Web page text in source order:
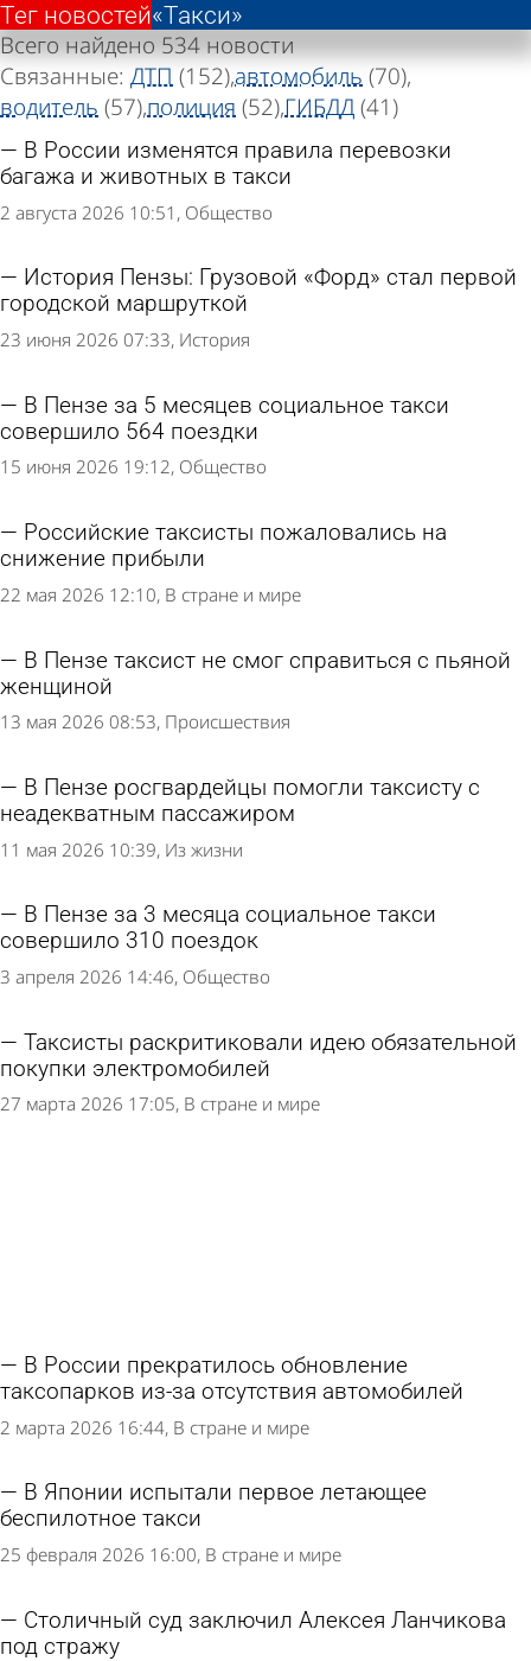
«Такси»
Тег новостей
Всего найдено 534 новости
Связанные: ДТП (152)автомобиль (70)
водитель (57)полиция (52)ГИБДД(41)
В России изменятся правила перевозки
багажа и животных в такси
2 августа 2026 10:51 Общество
История Пензы: Грузовой «Форд» стал первой
городской маршруткой
23 июня 2026 07:33 История
В Пензе за 5 месяцев социальное такси
совершило 564 поездки
15 июня 2026 19:12 Общество
Российские таксисты пожаловались на
снижение прибыли
22 мая 2026 12:10 В стране и мире
В Пензе таксист не смог справиться с пьяной
женщиной
13 мая 2026 08:53 Происшествия
В Пензе росгвардейцы помогли таксисту с
неадекватным пассажиром
11 мая 2026 10:39 Из жизни
В Пензе за 3 месяца социальное такси
совершило 310 поездок
3 апреля 2026 14:46 Общество
Таксисты раскритиковали идею обязательной
покупки электромобилей
27 марта 2026 17:05 В стране и мире
В России прекратилось обновление
таксопарков из-за отсутствия автомобилей
2 марта 2026 16:44 В стране и мире
В Японии испытали первое летающее
беспилотное такси
25 февраля 2026 16:00 В стране и мире
Столичный суд заключил Алексея Ланчикова
под стражу
«Такси»
Тег новостей